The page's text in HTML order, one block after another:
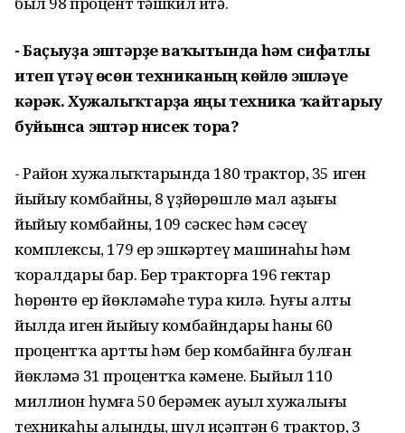
- Баҫыуҙа эштәрҙе ваҡытында һәм сифатлы
итеп үтәү өсөн техниканың көйлө эшләүе
кәрәк. Хужалыҡтарҙа яңы техника ҡайтарыу
буйынса эштәр нисек тора?
- Район хужалыҡтарында 180 трактор, 35 иген
йыйыу комбайны, 8 үҙйөрөшлө мал аҙығы
йыйыу комбайны, 109 сәскес һәм сәсеү
комплексы, 179 ер эшкәртеү машинаһы һәм
ҡоралдары бар. Бер тракторға 196 гектар
һөрөнтө ер йөкләмәһе тура килә. Һуңғы алты
йылда иген йыйыу комбайндары һаны 60
процентҡа артты һәм бер комбайнға булған
йөкләмә 31 процентҡа кәмене. Быйыл 110
миллион һумға 50 берәмек ауыл хужалығы
техникаһы алынды, шул иҫәптән 6 трактор, 3